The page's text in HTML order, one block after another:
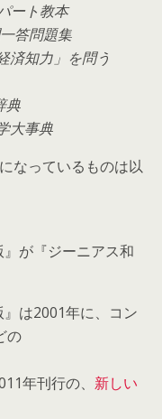
ート教本
答問題集
済知力」を問う
典
大事典
なっているものは以
』が『ジーニアス和
』は2001年に、コン
の
年刊行の、 新しい